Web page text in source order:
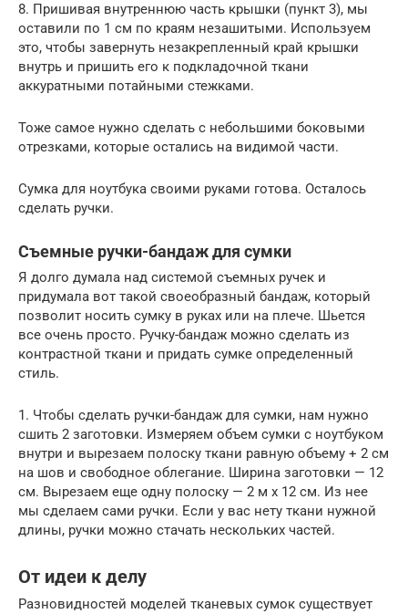
8. Пришивая внутреннюю часть крышки (пункт 3), мы
оставили по 1 см по краям незашитыми. Используем
это, чтобы завернуть незакрепленный край крышки
внутрь и пришить его к подкладочной ткани
аккуратными потайными стежками.
Тоже самое нужно сделать с небольшими боковыми
отрезками, которые остались на видимой части.
Сумка для ноутбука своими руками готова. Осталось
сделать ручки.
Съемные ручки-бандаж для сумки
Я долго думала над системой съемных ручек и
придумала вот такой своеобразный бандаж, который
позволит носить сумку в руках или на плече. Шьется
все очень просто. Ручку-бандаж можно сделать из
контрастной ткани и придать сумке определенный
стиль.
1. Чтобы сделать ручки-бандаж для сумки, нам нужно
сшить 2 заготовки. Измеряем объем сумки с ноутбуком
внутри и вырезаем полоску ткани равную объему + 2 см
на шов и свободное облегание. Ширина заготовки — 12
см. Вырезаем еще одну полоску — 2 м х 12 см. Из нее
мы сделаем сами ручки. Если у вас нету ткани нужной
длины, ручки можно стачать нескольких частей.
От идеи к делу
Разновидностей моделей тканевых сумок существует